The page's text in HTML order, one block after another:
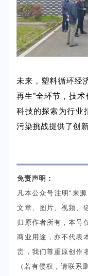
未来，塑料循环经
再生”全环节，技术
科技的探索为行业
污染挑战提供了创
免责声明：
凡本公众号注明“来
文章、图片、视频、
归原作者所有，本号
商业用途，亦不代表
责，我们尊重原创作
（若有侵权，请联系